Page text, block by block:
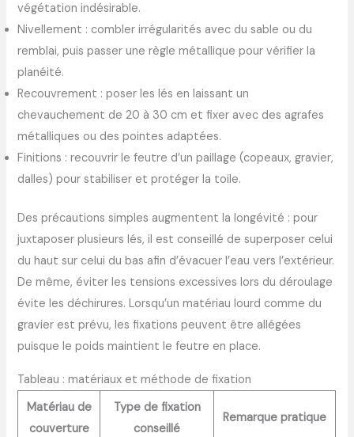
végétation indésirable.
Nivellement : combler irrégularités avec du sable ou du
remblai, puis passer une règle métallique pour vérifier la
planéité.
Recouvrement : poser les lés en laissant un
chevauchement de 20 à 30 cm et fixer avec des agrafes
métalliques ou des pointes adaptées.
Finitions : recouvrir le feutre d’un paillage (copeaux, gravier,
dalles) pour stabiliser et protéger la toile.
Des précautions simples augmentent la longévité : pour
juxtaposer plusieurs lés, il est conseillé de superposer celui
du haut sur celui du bas afin d’évacuer l’eau vers l’extérieur.
De même, éviter les tensions excessives lors du déroulage
évite les déchirures. Lorsqu’un matériau lourd comme du
gravier est prévu, les fixations peuvent être allégées
puisque le poids maintient le feutre en place.
Tableau : matériaux et méthode de fixation
Matériau de
couverture
Type de fixation
conseillé
Remarque pratique